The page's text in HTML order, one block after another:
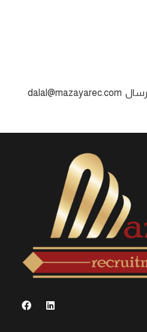
dalal@mazayarec.com لمن تنطبق عليه الشروط الرجاء ارسال